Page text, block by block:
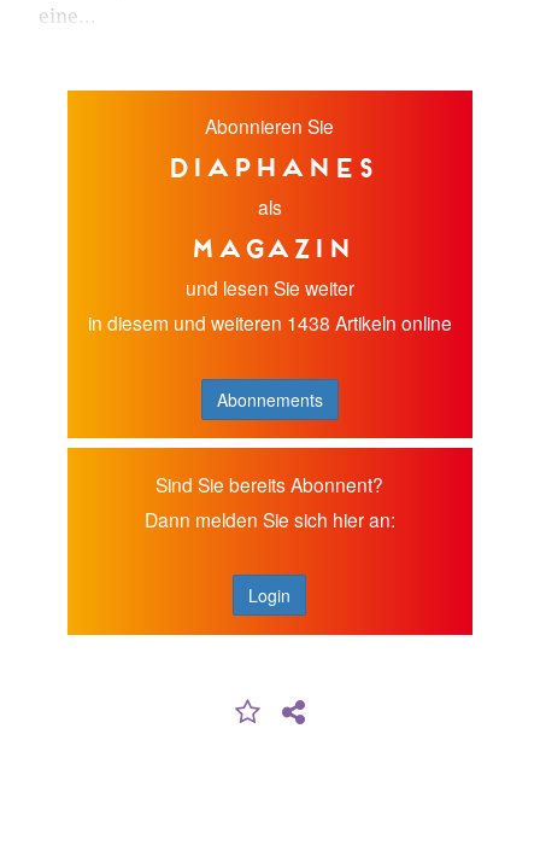
eine...
Abonnieren Sie
diaphanes
als
Magazin
und lesen Sie weiter
in diesem und weiteren 1438 Artikeln online
Abonnements
Sind Sie bereits Abonnent?
Dann melden Sie sich hier an:
Login